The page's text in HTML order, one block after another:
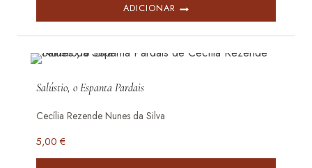
ADICIONAR
Salústio, o Espanta Pardais
Cecília Rezende Nunes da Silva
5,00 €